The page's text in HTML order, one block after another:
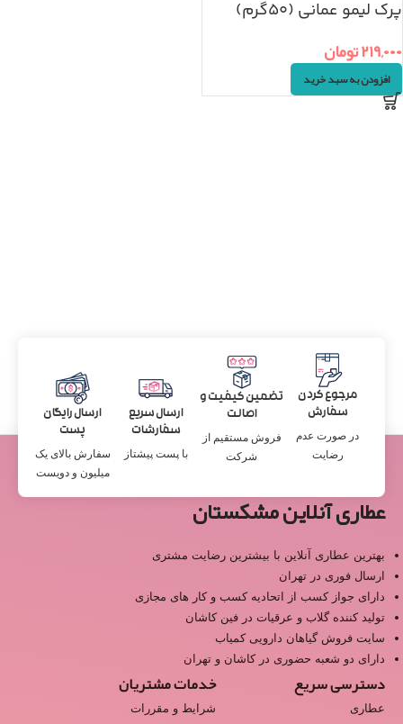
پرک لیمو عمانی (۵۰گرم)
۲۱۹,۰۰۰تومان
افزودن به سبد خرید
مرجوع کردن
سفارش
در صورت عدم
رضایت
تضمین کیفیت و
اصالت
فروش مستقیم از
شرکت
ارسال سریع
سفارشات
با پست پیشتاز
ارسال رایگان
پست
سفارش بالای یک
میلیون و دویست
عطاری آنلاین مشکستان
بهترین عطاری آنلاین با بیشترین رضایت مشتری
ارسال فوری در تهران
دارای جواز کسب از اتحادیه کسب و کار های مجازی
تولید کننده گلاب و عرقیات در فین کاشان
سایت فروش گیاهان دارویی کمیاب
دارای دو شعبه حضوری در کاشان و تهران
دسترسی سریع
عطاری
خدمات مشتریان
شرایط و مقررات